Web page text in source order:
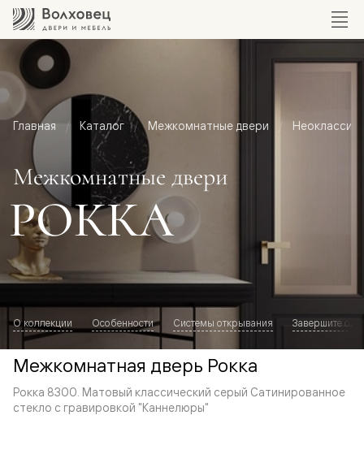
Главная Каталог Межкомнатные двери Неоклассика
Межкомнатные двери
РОККА
О коллекции Особенности Системы открывания Завершите
Межкомнатная дверь Рокка
Рокка 8300. Матовый классический серый Сатинированное
стекло с гравировкой "Каннелюры"